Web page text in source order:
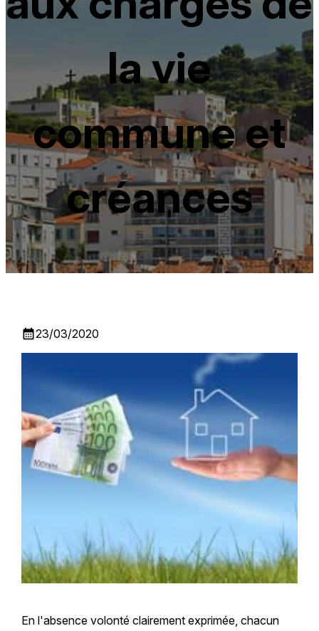
la vie
commune et
créances
calendar_month23/03/2020
En l'absence volonté clairement exprimée, chacun